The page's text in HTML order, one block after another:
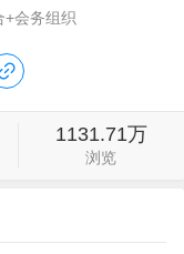
+会务组织
1131.71万
浏览